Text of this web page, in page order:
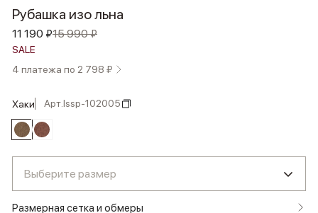
Рубашка изо льна
11 190 ₽15 990 ₽
SALE
4 платежа по 2 798 ₽
хаки Арт.lssp-102005
Выберите размер
Размерная сетка и обмеры